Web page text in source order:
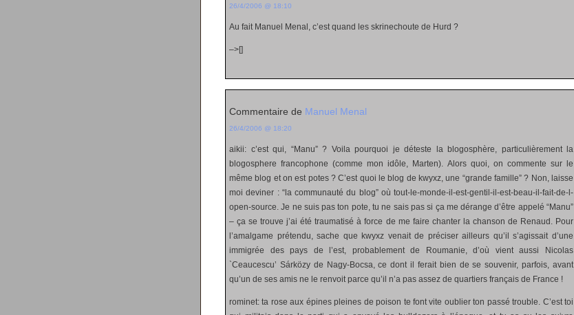
26/4/2006 @ 18:10
Au fait Manuel Menal, c’est quand les skrinechoute de Hurd ?
–>[]
Commentaire de Manuel Menal
26/4/2006 @ 18:20
aikii: c’est qui, “Manu” ? Voila pourquoi je déteste la blogosphère, particulièrement la
blogosphere francophone (comme mon idôle, Marten). Alors quoi, on commente sur le
même blog et on est potes ? C’est quoi le blog de kwyxz, une “grande famille” ? Non, laisse
moi deviner : “la communauté du blog” où tout-le-monde-il-est-gentil-il-est-beau-il-fait-de-l-
open-source. Je ne suis pas ton pote, tu ne sais pas si ça me dérange d’être appelé “Manu”
– ça se trouve j’ai été traumatisé à force de me faire chanter la chanson de Renaud. Pour
l’amalgame prétendu, sache que kwyxz venait de préciser ailleurs qu’il s’agissait d’une
immigrée des pays de l’est, probablement de Roumanie, d’où vient aussi Nicolas
`Ceaucescu’ Sárközy de Nagy-Bocsa, ce dont il ferait bien de se souvenir, parfois, avant
qu’un de ses amis ne le renvoit parce qu’il n’a pas assez de quartiers français de France !
rominet: ta rose aux épines pleines de poison te font vite oublier ton passé trouble. C’est toi